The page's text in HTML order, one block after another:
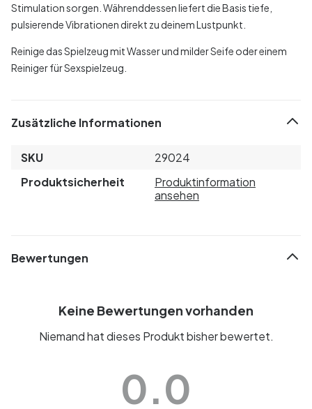
Stimulation sorgen. Währenddessen liefert die Basis tiefe,
pulsierende Vibrationen direkt zu deinem Lustpunkt.
Reinige das Spielzeug mit Wasser und milder Seife oder einem
Reiniger für Sexspielzeug.
Zusätzliche Informationen
SKU
29024
Produktsicherheit
Produktinformation
ansehen
Bewertungen
Keine Bewertungen vorhanden
Niemand hat dieses Produkt bisher bewertet.
0.0